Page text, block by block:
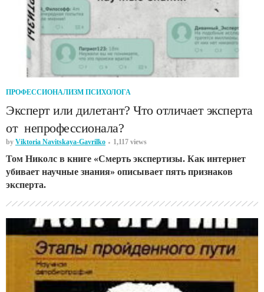
ПРОФЕССИОНАЛИЗМ ПСИХОЛОГА
Эксперт или дилетант? Что отличает эксперта
от непрофессионала?
by Viktoria Navitskaya-Gavrilko 1,117 views
Том Николс в книге «Смерть экспертизы. Как интернет
убивает научные знания» описывает пять признаков
эксперта.